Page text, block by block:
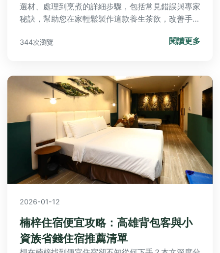
選材、處理到烹煮的詳細步驟，包括常見錯誤與專家
秘訣，幫助您在家輕鬆製作這款養生茶飲，改善手腳
344次瀏覽 閱讀更多
2026-01-12
楠梓住宿便宜攻略：高雄背包客與小
資族省錢住宿推薦清單